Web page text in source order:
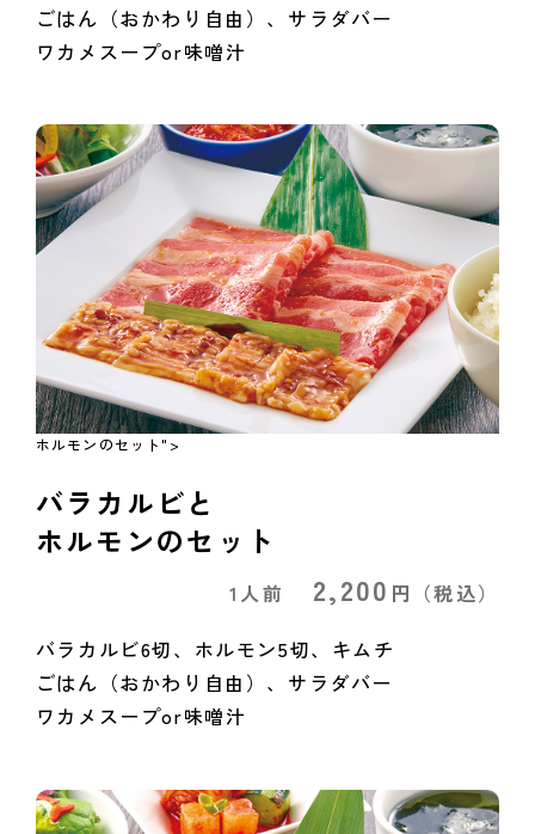
ごはん（おかわり自由）、サラダバー
ワカメスープor味噌汁
ホルモンのセット">
バラカルビと
ホルモンのセット
1人前 2,200 円 （税込）
バラカルビ6切、ホルモン5切、キムチ
ごはん（おかわり自由）、サラダバー
ワカメスープor味噌汁